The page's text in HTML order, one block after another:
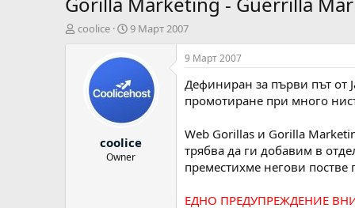
А
coolice
Н
ч
л
н
д
а
т
9 Март 2007
coolice
Owner
9 Март 2007
Дефиниран за първи път от
промотиране при много
Web Gorillas и Gorilla
трябва да ги добавим в
преместихме негови постве
ЕДНО ПРЕДУПРЕЖДЕНИЕ